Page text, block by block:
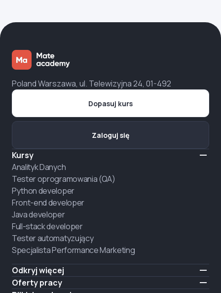
Poland Warszawa, ul. Telewizyjna 24, 01-492
Kursy
Analityk Danych
Tester oprogramowania (QA)
Python developer
Front-end developer
Java developer
Full-stack developer
Tester automatyzujący
Specjalista Performance Marketing
Odkryj więcej
Formaty nauczania
Oferty pracy
Dopasuj kurs
Zaloguj się